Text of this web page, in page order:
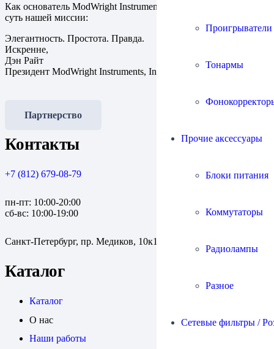
Тонармы
Прочие аксессуары
Блоки питания
Коммутаторы
Радиолампы
Разное
Сетевые фильтры /
Как основатель ModWright Instruments, я стремлюсь сохранить
суть нашей миссии:
Элегантность. Простота. Правда.
Искренне,
Дэн Райт
Президент ModWright Instruments, Inc.
Партнерство
Контакты
+7 (812) 679-08-79
пн-пт: 10:00-20:00
сб-вс: 10:00-19:00
Санкт-Петербург, пр. Медиков, 10к1
Каталог
Каталог
О нас
Наши работы